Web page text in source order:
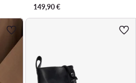
149,90€